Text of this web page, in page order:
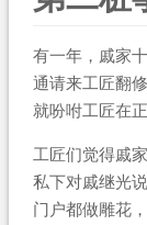
有一年，戚家
通请来工匠翻
就吩咐工匠在
工匠们觉得戚
私下对戚继光
门户都做雕花